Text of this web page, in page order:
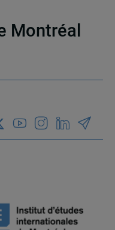
Montréal